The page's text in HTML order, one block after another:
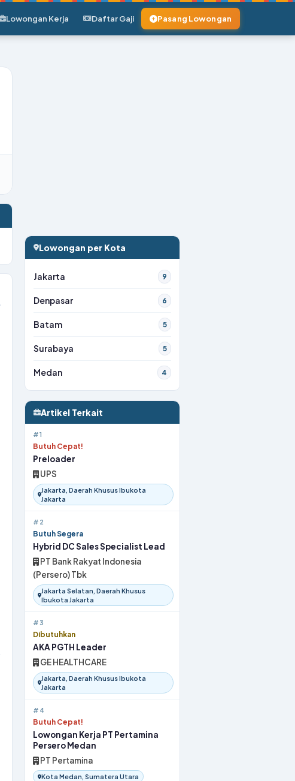
Lowongan Kerja Daftar Gaji Pasang Lowongan
Lowongan per Kota
Jakarta 9
Denpasar 6
Batam 5
Surabaya 5
Medan 4
Artikel Terkait
#1
Butuh Cepat!
Preloader
UPS
Jakarta, Daerah Khusus Ibukota
Jakarta
#2
Butuh Segera
Hybrid DC Sales Specialist Lead
PT Bank Rakyat Indonesia
(Persero) Tbk
Jakarta Selatan, Daerah Khusus
Ibukota Jakarta
#3
Dibutuhkan
AKA PGTH Leader
GE HEALTHCARE
Jakarta, Daerah Khusus Ibukota
Jakarta
#4
Butuh Cepat!
Lowongan Kerja PT Pertamina
Persero Medan
PT Pertamina
Kota Medan, Sumatera Utara